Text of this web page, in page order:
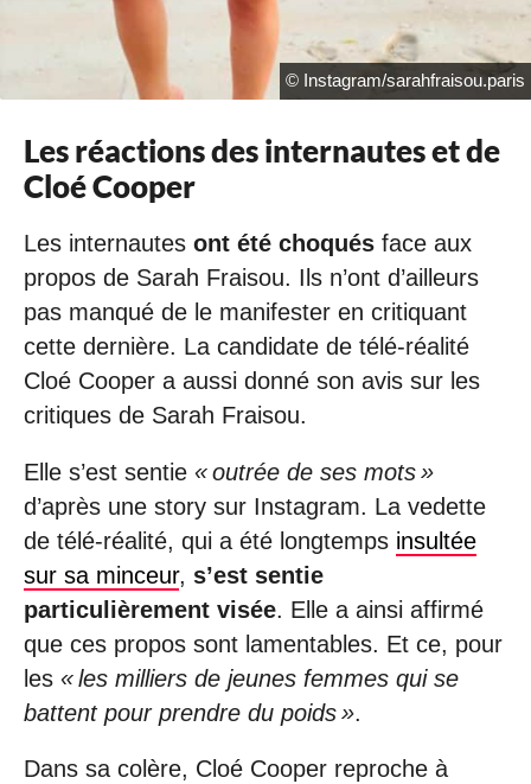
© Instagram/sarahfraisou.paris
Les réactions des internautes et de
Cloé Cooper
Les internautes ont été choqués face aux
propos de Sarah Fraisou. Ils n’ont d’ailleurs
pas manqué de le manifester en critiquant
cette dernière. La candidate de télé-réalité
Cloé Cooper a aussi donné son avis sur les
critiques de Sarah Fraisou.
Elle s’est sentie « outrée de ses mots »
d’après une story sur Instagram. La vedette
de télé-réalité, qui a été longtemps insultée
sur sa minceur, s’est sentie
particulièrement visée. Elle a ainsi affirmé
que ces propos sont lamentables. Et ce, pour
les « les milliers de jeunes femmes qui se
battent pour prendre du poids ».
Dans sa colère, Cloé Cooper reproche à